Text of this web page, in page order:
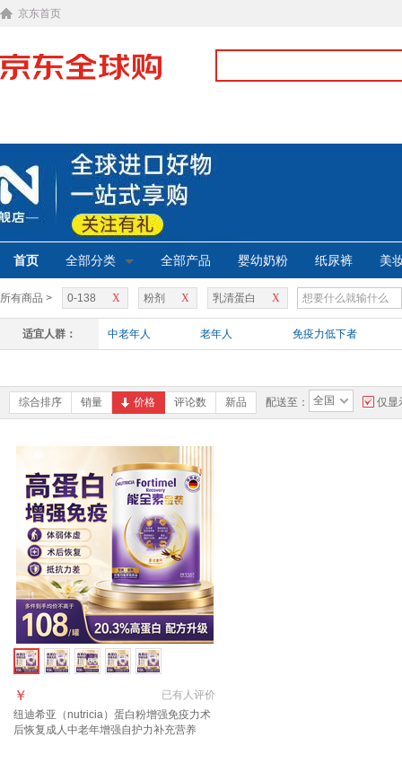
京东首页
首页 全部分类 全部产品 婴幼奶粉 纸尿裤 美
所有商品 > X
0-138 X
粉剂 X
乳清蛋白
适宜人群： 中老年人 老年人 免疫力低下者
综合排序 销量 价格 评论数 新品 配送至： 全国 仅显
已有人评价
￥
纽迪希亚（nutricia）蛋白粉增强免疫力术
后恢复成人中老年增强自护力补充营养